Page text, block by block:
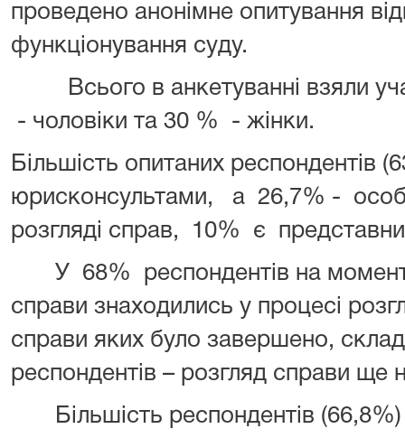
проведено анонімне опитування
функціонування суду.
Всього в анкетуванні взяли
- чоловіки та 30 % - жінки.
Більшість опитаних респондентів
юрисконсультами, а 26,7% -
розгляді справ, 10% є
У 68% респондентів на момент
справи знаходились у процесі
справи яких було завершено,
респондентів – розгляд справи ще
Більшість респондентів (66,8%)